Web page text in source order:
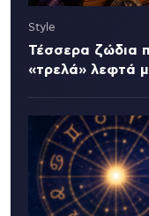
Style
Τέσσερα ζώδια
«τρελά» λεφτά